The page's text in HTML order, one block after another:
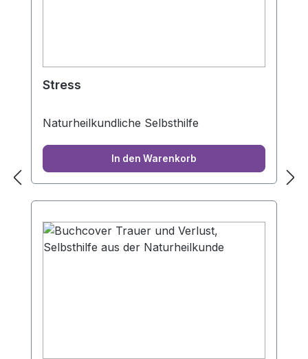
Stress
Naturheilkundliche Selbsthilfe
In den Warenkorb